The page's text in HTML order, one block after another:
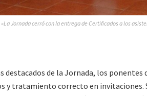
»La Jornada cerró con la entrega de Certificados a los
destacados de la Jornada, los
y tratamiento correcto en invitaciones.